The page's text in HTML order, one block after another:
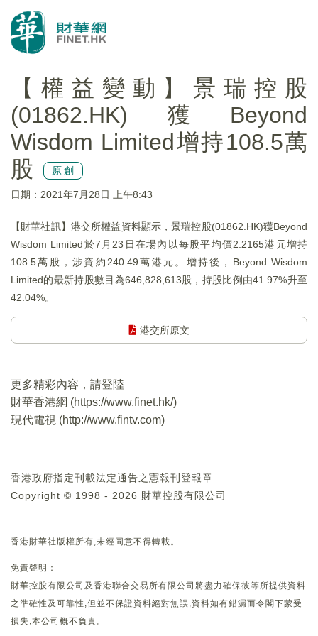
【權益變動】景瑞控股
(01862.HK)獲Beyond
Wisdom Limited增持108.5萬
股
原創
日期：2021年7月28日 上午8:43
【財華社訊】港交所權益資料顯示，景瑞控股(01862.HK)獲Beyond
Wisdom Limited於7月23日在場內以每股平均價2.2165港元增持
108.5萬股，涉資約240.49萬港元。增持後，Beyond Wisdom
Limited的最新持股數目為646,828,613股，持股比例由41.97%升至
42.04%。
港交所原文
更多精彩內容，請登陸
財華香港網 (https://www.finet.hk/)
現代電視 (http://www.fintv.com)
香港政府指定刊載法定通告之憲報刊登報章
Copyright © 1998 - 2026 財華控股有限公司
香港財華社版權所有,未經同意不得轉載。
免責聲明：
財華控股有限公司及香港聯合交易所有限公司將盡力確保彼等所提供資料
之準確性及可靠性,但並不保證資料絕對無誤,資料如有錯漏而令閣下蒙受
損失,本公司概不負責。